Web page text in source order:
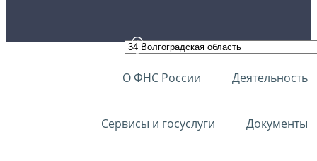
О ФНС России Деятельность
Сервисы и госуслуги Документы